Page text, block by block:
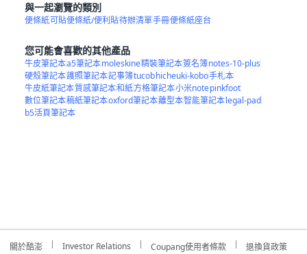
與一起瀏覽的類別
便條紙可貼便條紙/便利貼待辦清單手冊便條紙座台
您可能會喜歡的其他產品
牛皮筆記本a5筆記本moleskine精裝筆記本簽名簿notes-10-plus
硬殼筆記本護照筆記本記事簿tucobhicheuki-kobo手札本
牛皮紙筆記本質感筆記本和紙方格筆記本小米notepinkfoot
數位筆記本稿紙筆記本oxford筆記本離型本智能筆記本legal-pad
b5活頁筆記本
關於酷澎 Investor Relations Coupang使用者條款 退換貨政策